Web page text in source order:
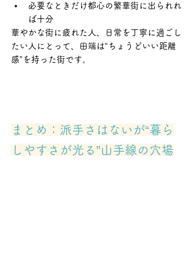
必要なときだけ都心の繁華街に出られれ
ば十分
華やかな街に疲れた人、日常を丁寧に過ごし
たい人にとって、田端は“ちょうどいい距離
感”を持った街です。
まとめ：派手さはないが“暮ら
しやすさが光る”山手線の穴場